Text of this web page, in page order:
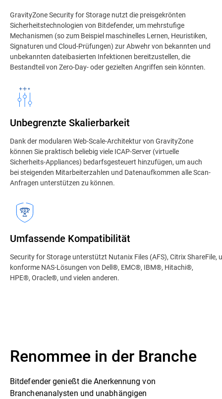
GravityZone Security for Storage nutzt die preisgekrönten
Sicherheitstechnologien von Bitdefender, um mehrstufige
Mechanismen (so zum Beispiel maschinelles Lernen, Heuristiken,
Signaturen und Cloud-Prüfungen) zur Abwehr von bekannten und
unbekannten dateibasierten Infektionen bereitzustellen, die
Bestandteil von Zero-Day- oder gezielten Angriffen sein könnten.
Unbegrenzte Skalierbarkeit
Dank der modularen Web-Scale-Architektur von GravityZone
können Sie praktisch beliebig viele ICAP-Server (virtuelle
Sicherheits-Appliances) bedarfsgesteuert hinzufügen, um auch
bei steigenden Mitarbeiterzahlen und Datenaufkommen alle Scan-
Anfragen unterstützen zu können.
Umfassende Kompatibilität
Security for Storage unterstützt Nutanix Files (AFS), Citrix ShareFile,
konforme NAS-Lösungen von Dell®, EMC®, IBM®, Hitachi®,
HPE®, Oracle®, und vielen anderen.
Renommee in der Branche
Bitdefender genießt die Anerkennung von
Branchenanalysten und unabhängigen